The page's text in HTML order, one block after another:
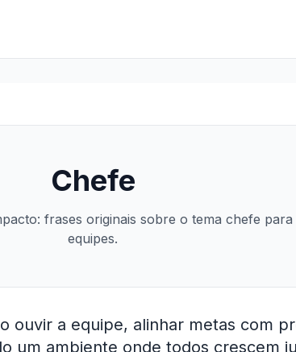
Chefe
frases originais sobre o tema chefe
equipes.
ouvir a equipe, alinhar metas com
um ambiente onde todos crescem